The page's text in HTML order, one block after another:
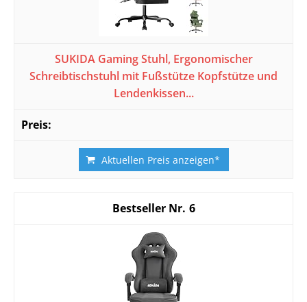
SUKIDA Gaming Stuhl, Ergonomischer
Schreibtischstuhl mit Fußstütze Kopfstütze und
Lendenkissen...
Aktuellen Preis anzeigen*
6